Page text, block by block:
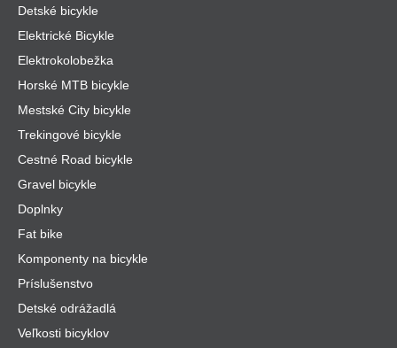
Detské bicykle
Elektrické Bicykle
Elektrokolobežka
Horské MTB bicykle
Mestské City bicykle
Trekingové bicykle
Cestné Road bicykle
Gravel bicykle
Doplnky
Fat bike
Komponenty na bicykle
Príslušenstvo
Detské odrážadlá
Veľkosti bicyklov